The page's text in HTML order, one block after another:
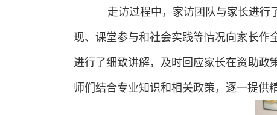
走访过程中，家访团队与家长进行
现、课堂参与和社会实践等情况向家长作
进行了细致讲解，及时回应家长在资助政
师们结合专业知识和相关政策，逐一提供